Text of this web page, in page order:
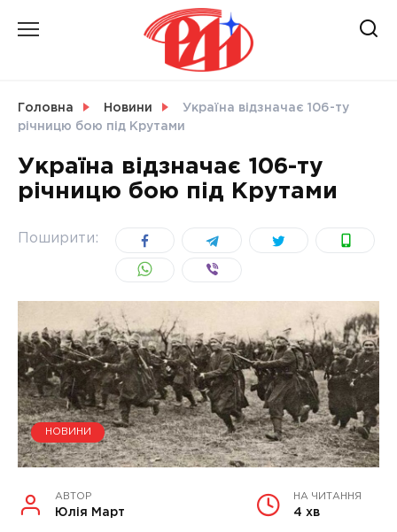
УКРАЇНА
Головна Новини
Україна відзначає 106-ту
річницю бою під Крутами
Україна відзначає 106-ту
річницю бою під Крутами
Поширити:
НОВИНИ
АВТОР
Юлія Март
НА ЧИТАННЯ
4 хв